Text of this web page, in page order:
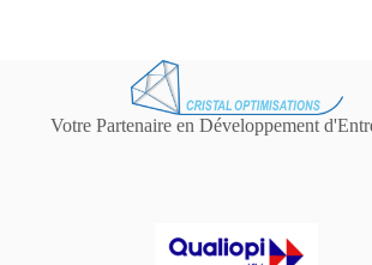
Votre Partenaire en Développement